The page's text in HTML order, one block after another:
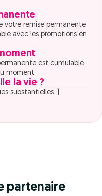
votre remise permanente
avec les promotions en
est cumulable
moment
la vie ?
substantielles :)
partenaire